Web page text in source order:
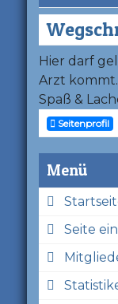
Hier darf
Arzt
Spaß &
Seitenprofil
Menü
Seite